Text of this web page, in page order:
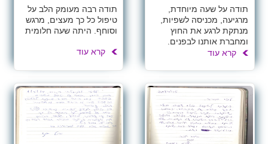
תודה על שעה מיוחדת,
מרגיעה, מכניסה לשפיות,
מנתקת לרגע את החוץ
ומחברת אותנו לבפנים.
קרא עוד
תודה רבה מעומק הלב על
טיפול כל כך מעצים, מרגש
וסוחף. היתה שעה חלומית
קרא עוד